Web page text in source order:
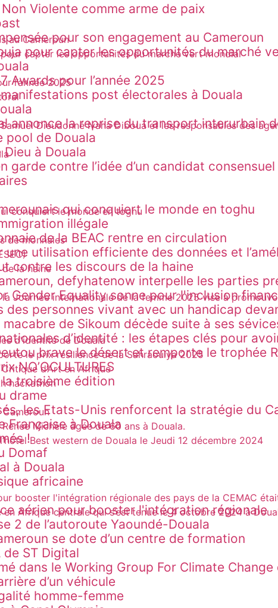
Violente comme arme de paix
pour son engagement au Cameroun
pour capter les opportunités du marché
Awards pour l’année 2025
post électorales à Douala
annonce la reprise du transport interurbain
pool de Douala
à Douala
contre l’idée d’un candidat
révise ses procédures de visa, les
qui conquiert le monde en toghu
illégale
de la BEAC rentre en circulation
utilisation efficiente des données et
contre les discours de la haine
defyhatenow interpelle les parties
Gender Equality sonne pour l'inclusion
personnes vivant avec un handicap
de Sikoum décède suite à ses
d’identité : les étapes clés pour
brave le désert et remporte le trophée
NO’OCULTURES
troisième édition
drame
les États-Unis renforcent la stratégie du
Française à Douala
!
Domaf
à Douala
africaine
aérien pour booster l'intégration régionale
2 de l’autoroute Yaoundé-Douala
se dote d’un centre de formation
ST Digital
dans le Working Group For Climate
d’un véhicule
homme-femme